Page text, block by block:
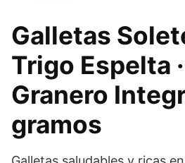
Galletas
Trigo Espelta
Granero
gramos